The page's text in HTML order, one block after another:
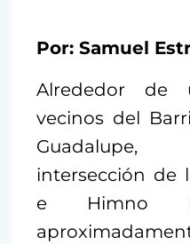
Por: Samuel
Alrededor de
vecinos del
Guadalupe,
intersección de
e Himno